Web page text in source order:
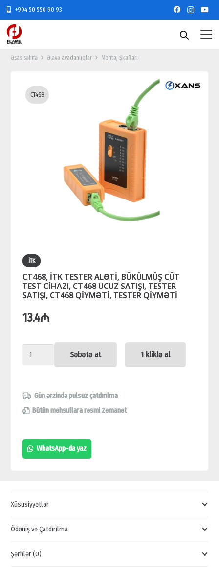
+994 50 550 90 93
Əsas səhifə Əlavə avadanlıqlar Montaj Şkafları
CT468
İTK
CT468, İTK TESTER ALƏTİ, BÜKÜLMÜŞ CÜT
TEST CİHAZI, CT468 UCUZ SATIŞI, TESTER
SATIŞI, CT468 QİYMƏTİ, TESTER QİYMƏTİ
13.4₼
CT468,
ALƏTİ,
BÜKÜLMÜŞ
TEST
CİHAZI,
SATIŞI,
QİYMƏTİ,
Səbətə at 1 kliklə al
Gün ərzində pulsuz çatdırılma
Bütün məhsullara rəsmi zəmanət
WhatsApp-da yaz
Xüsusiyyətlər
Ödəniş və Çatdırılma
Şərhlər (0)